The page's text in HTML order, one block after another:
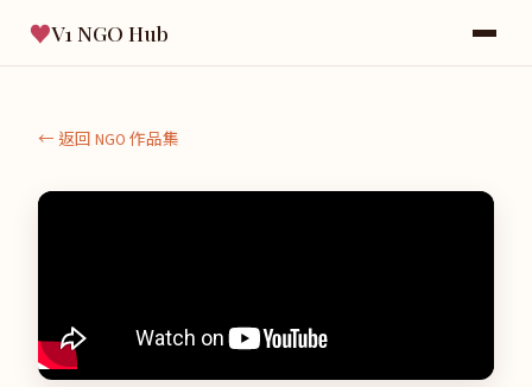
♥V1 NGO Hub
← 返回 NGO 作品集